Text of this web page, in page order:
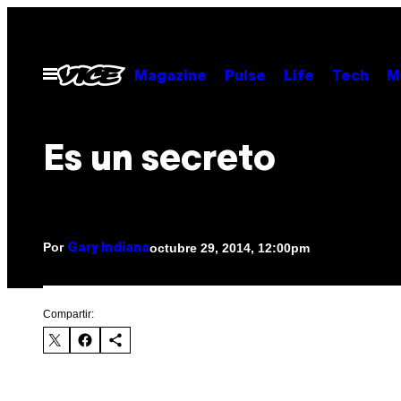
contenido
Abrir
Menú
Magazine Pulse Life Tech
Es un secreto
Por Gary Indianaoctubre 29, 2014, 12:00pm
Compartir: